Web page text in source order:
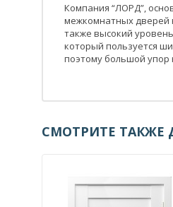
Компания “ЛОРД”,
межкомнатных дверей
также высокий
который пользуется
поэтому большой упор
СМОТРИТЕ ТАКЖЕ